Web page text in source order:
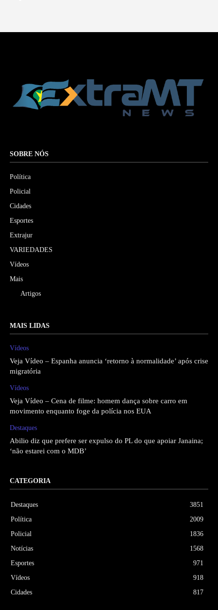
SOBRE NÓS
Política
Policial
Cidades
Esportes
Extrajur
VARIEDADES
Vídeos
Mais
Artigos
MAIS LIDAS
Vídeos
Veja Vídeo – Espanha anuncia ‘retorno à normalidade’ após crise
migratória
Vídeos
Veja Vídeo – Cena de filme: homem dança sobre carro em
movimento enquanto foge da polícia nos EUA
Destaques
Abilio diz que prefere ser expulso do PL do que apoiar Janaina;
‘não estarei com o MDB’
CATEGORIA
Destaques
3851
Política
2009
Policial
1836
Notícias
1568
Esportes
971
Vídeos
918
Cidades
817